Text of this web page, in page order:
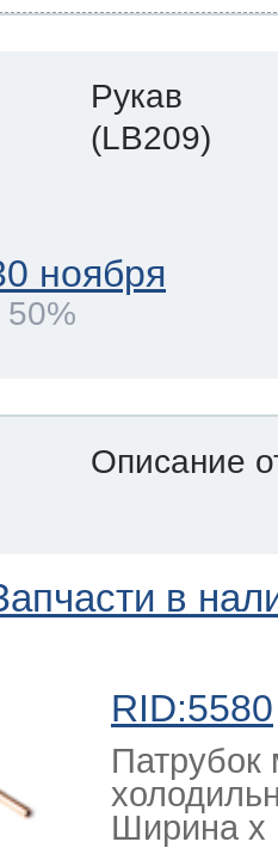
Рукав
(LB209)
ноября
50%
Описание
в
RID:5580
Патрубок
Ширина х